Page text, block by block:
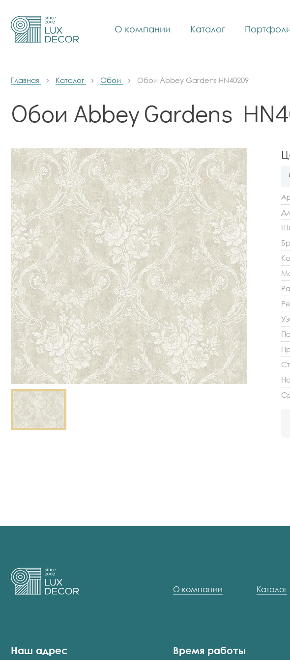
О компании Каталог
Главная Каталог Обои Обои Abbey Gardens HN40209
Обои Abbey Gardens
О компании Каталог
Наш адрес Время работы